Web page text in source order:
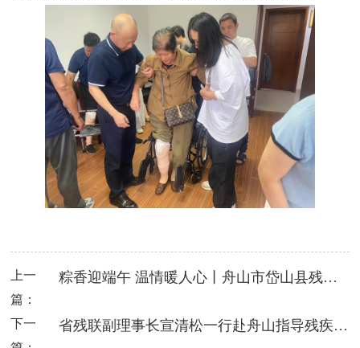
上一
篇：
粽香迎端午 温情暖人心丨舟山市岱山县残疾人之家端午活动合集
下一
省残联副理事长宣清松一行赴舟山指导残疾人工作